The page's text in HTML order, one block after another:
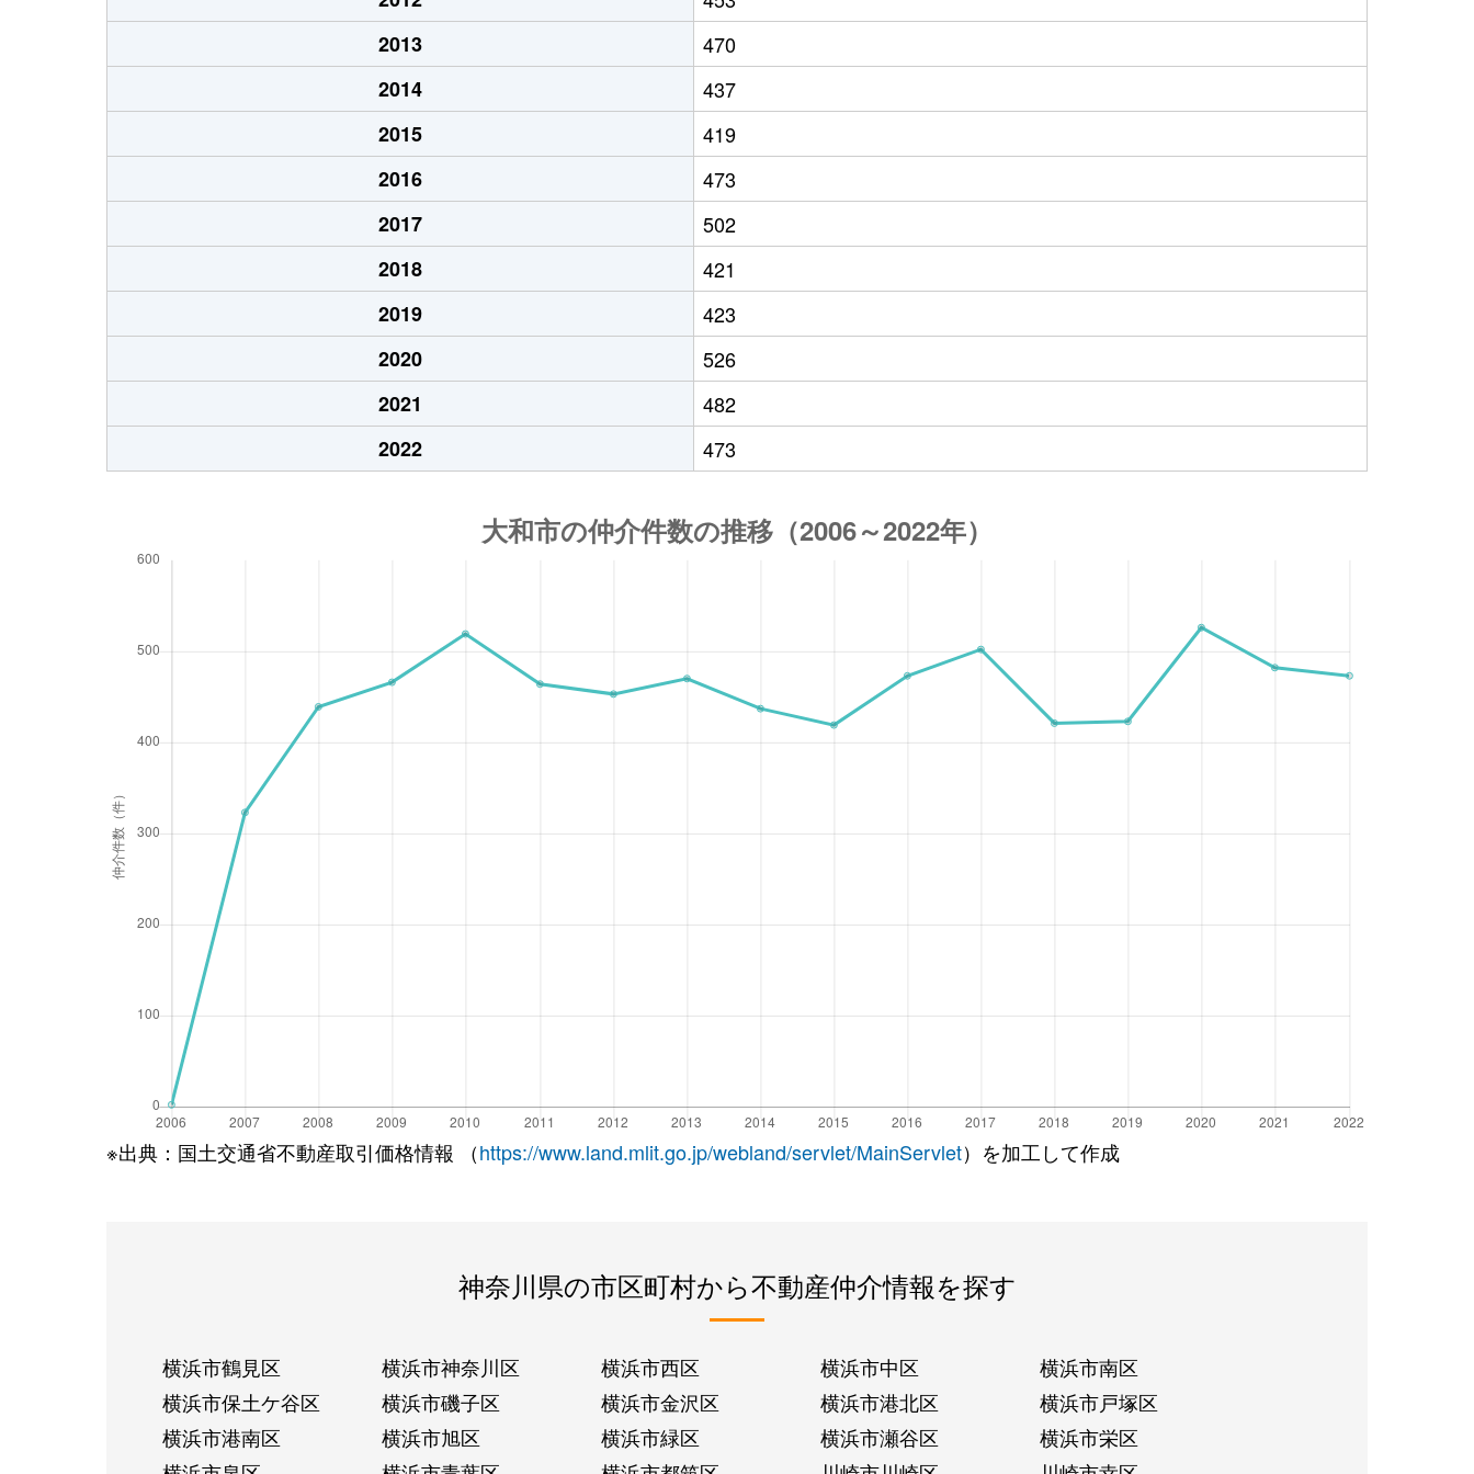
2013
470
2014
437
2015
419
2016
473
2017
502
2018
421
2019
423
2020
526
2021
482
2022
473
※出典：国土交通省不動産取引価格情報 （https://www.land.mlit.go.jp/webland/servlet/MainServlet）を加工して作成
神奈川県の市区町村から不動産仲介情報を探す
横浜市鶴見区 横浜市神奈川区 横浜市西区 横浜市中区
横浜市南区
横浜市保土ケ谷区
横浜市磯子区 横浜市金沢区 横浜市港北区
横浜市戸塚区
横浜市港南区
横浜市旭区 横浜市緑区 横浜市瀬谷区
横浜市栄区